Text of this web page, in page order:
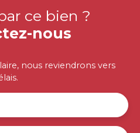
ce bien ?
nous
nous reviendrons vers